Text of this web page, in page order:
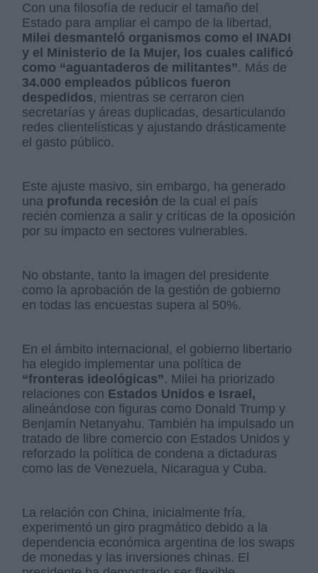
Con una filosofía de reducir el tamaño del
Estado para ampliar el campo de la libertad,
Milei desmanteló organismos como el INADI
y el Ministerio de la Mujer, los cuales calificó
como “aguantaderos de militantes”. Más de
34.000 empleados públicos fueron
despedidos, mientras se cerraron cien
secretarías y áreas duplicadas, desarticulando
redes clientelísticas y ajustando drásticamente
el gasto público.
Este ajuste masivo, sin embargo, ha generado
una profunda recesión de la cual el país
recién comienza a salir y críticas de la oposición
por su impacto en sectores vulnerables.
No obstante, tanto la imagen del presidente
como la aprobación de la gestión de gobierno
en todas las encuestas supera al 50%.
En el ámbito internacional, el gobierno libertario
ha elegido implementar una política de
“fronteras ideológicas”. Milei ha priorizado
relaciones con Estados Unidos e Israel,
alineándose con figuras como Donald Trump y
Benjamín Netanyahu. También ha impulsado un
tratado de libre comercio con Estados Unidos y
reforzado la política de condena a dictaduras
como las de Venezuela, Nicaragua y Cuba.
La relación con China, inicialmente fría,
experimentó un giro pragmático debido a la
dependencia económica argentina de los swaps
de monedas y las inversiones chinas. El